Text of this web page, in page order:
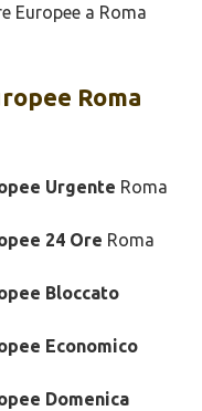
Europee a Roma
Roma
Urgente Roma
24 Ore Roma
Bloccato
Economico
Domenica